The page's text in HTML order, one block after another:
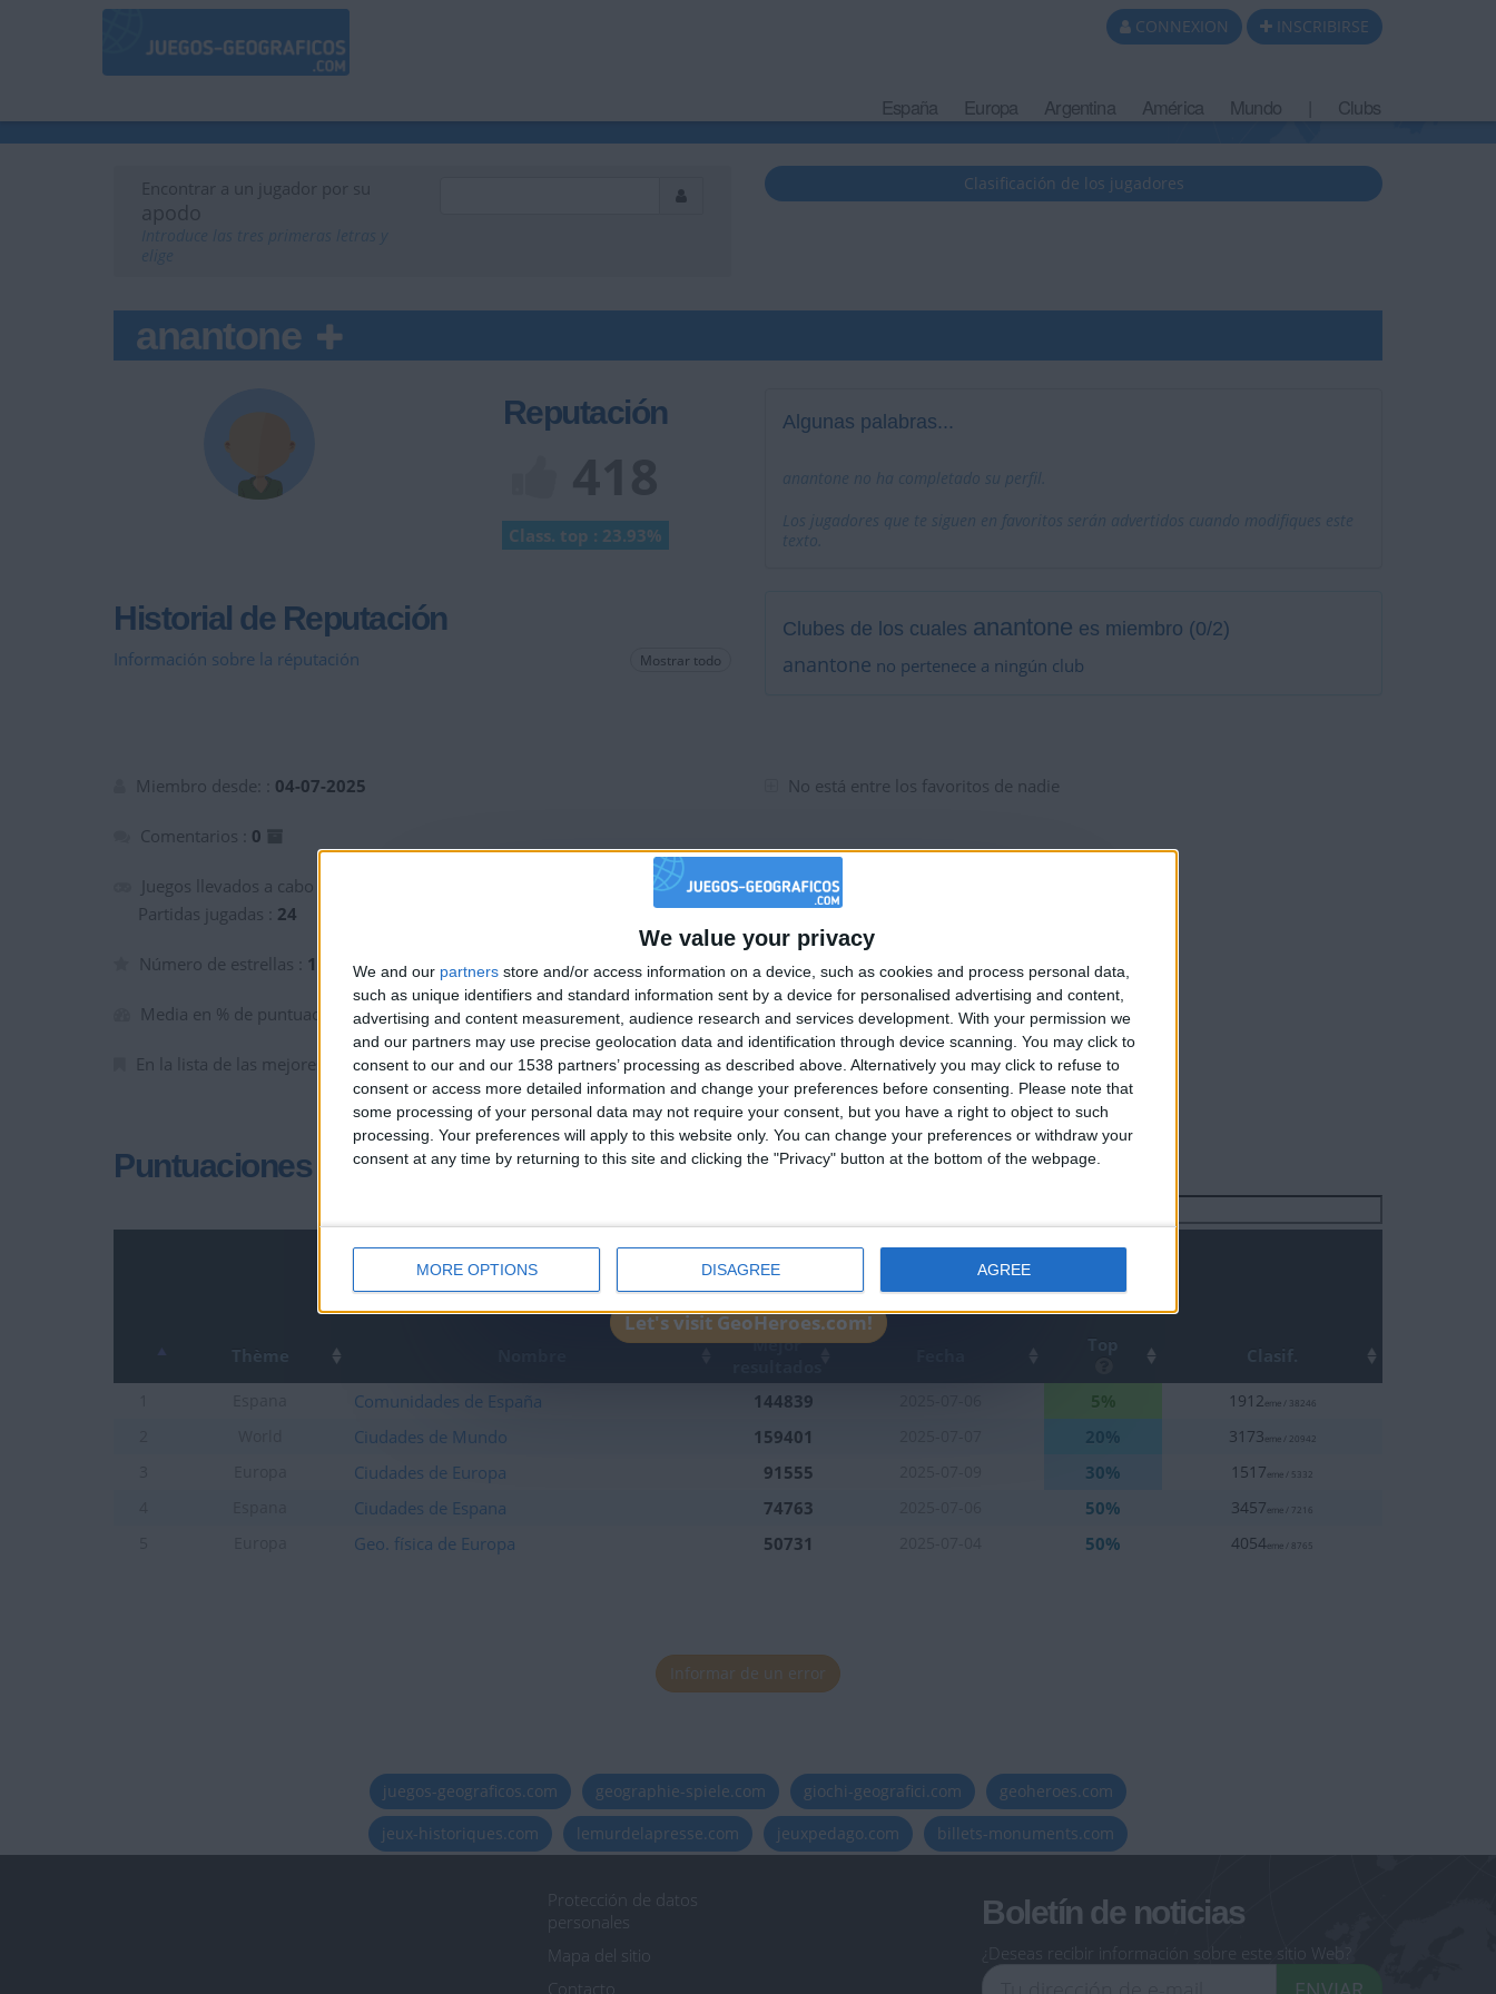
We value your privacy
We and our partners store and/or access information on a device, such as cookies and process personal data,
such as unique identifiers and standard information sent by a device for personalised advertising and content,
advertising and content measurement, audience research and services development. With your permission we
and our partners may use precise geolocation data and identification through device scanning. You may click to
consent to our and our 1538 partners’ processing as described above. Alternatively you may click to refuse to
consent or access more detailed information and change your preferences before consenting.
Please note that
some processing of your personal data may not require your consent, but you have a right to object to such
processing. Your preferences will apply to this website only. You can change your preferences or withdraw your
consent at any time by returning to this site and clicking the "Privacy" button at the bottom of the webpage.
MORE OPTIONS DISAGREE AGREE
CONNEXION INSCRIBIRSE
España Europa Argentina América Mundo Clubs
Encontrar a un jugador por su
apodo
Clasificación de los jugadores
anantone
Reputación
Class. top : 23.93%
Historial de Reputación
Información sobre la réputación Mostrar todo
Algunas palabras...
anantone no ha completado su perfil.
Los jugadores que te siguen en favoritos serán advertidos cuando modifiques este
texto.
Clubes de los cuales anantone es miembro (0/2)
anantone no pertenece a ningún club
Miembro desde: : 04-07-2025
Comentarios : 0
Juegos llevados a cabo :
Partidas jugadas : 24
Número de estrellas : 10
Media en % de puntuación max. :90.17%
En la lista de las mejores partidas :0
No está entre los favoritos de nadie
Puntuaciones
1
Thème
Mejor
Top Clasif.
Comunidades de España 144839 5% 1912eme / 38246
Ciudades de Mundo 159401 20% 3173eme / 20942
Ciudades de Europa 91555 30% 1517eme / 5332
Ciudades de Espana 74763 50% 3457eme / 7216
Geo. física de Europa 50731 50% 4054eme / 8765
Informar de un error
juegos-geograficos.com geographie-spiele.com giochi-geografici.com
geoheroes.com
jeux-historiques.com
lemurdelapresse.com jeuxpedago.com billets-monuments.com
Protección de datos
personales
Mapa del sitio
Contacto
Boletín de noticias
¿Deseas recibir información sobre este sitio Web?
🇺🇸 We noticed you’re visiting from
an English-speaking country
Join our American version now and be among
the firsts to submit your score on our
leaderboards!
Let's visit GeoHeroes.com!